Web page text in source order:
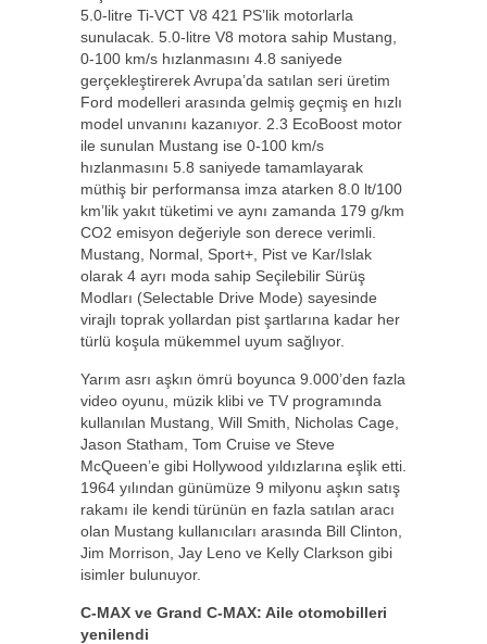
5.0-litre Ti-VCT V8 421 PS’lik motorlarla
sunulacak. 5.0-litre V8 motora sahip Mustang,
0-100 km/s hızlanmasını 4.8 saniyede
gerçekleştirerek Avrupa’da satılan seri üretim
Ford modelleri arasında gelmiş geçmiş en hızlı
model unvanını kazanıyor. 2.3 EcoBoost motor
ile sunulan Mustang ise 0-100 km/s
hızlanmasını 5.8 saniyede tamamlayarak
müthiş bir performansa imza atarken 8.0 lt/100
km’lik yakıt tüketimi ve aynı zamanda 179 g/km
CO2 emisyon değeriyle son derece verimli.
Mustang, Normal, Sport+, Pist ve Kar/Islak
olarak 4 ayrı moda sahip Seçilebilir Sürüş
Modları (Selectable Drive Mode) sayesinde
virajlı toprak yollardan pist şartlarına kadar her
türlü koşula mükemmel uyum sağlıyor.
Yarım asrı aşkın ömrü boyunca 9.000’den fazla
video oyunu, müzik klibi ve TV programında
kullanılan Mustang, Will Smith, Nicholas Cage,
Jason Statham, Tom Cruise ve Steve
McQueen’e gibi Hollywood yıldızlarına eşlik etti.
1964 yılından günümüze 9 milyonu aşkın satış
rakamı ile kendi türünün en fazla satılan aracı
olan Mustang kullanıcıları arasında Bill Clinton,
Jim Morrison, Jay Leno ve Kelly Clarkson gibi
isimler bulunuyor.
C-MAX ve Grand C-MAX: Aile otomobilleri
yenilendi